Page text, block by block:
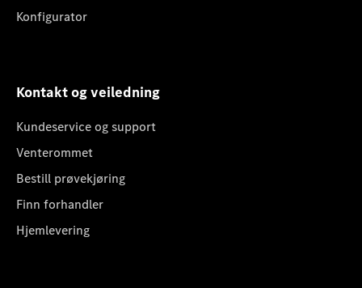
Konfigurator
Kontakt og veiledning
Kundeservice og support
Venterommet
Bestill prøvekjøring
Finn forhandler
Hjemlevering